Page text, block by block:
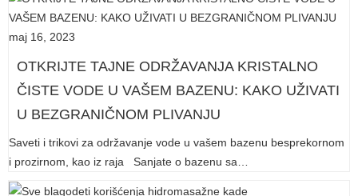
maj 16, 2023
OTKRIJTE TAJNE ODRŽAVANJA KRISTALNO
ČISTE VODE U VAŠEM BAZENU: KAKO UŽIVATI
U BEZGRANIČNOM PLIVANJU
Saveti i trikovi za održavanje vode u vašem bazenu besprekornom
i prozirnom, kao iz rajа Sanjate o bazenu sa…